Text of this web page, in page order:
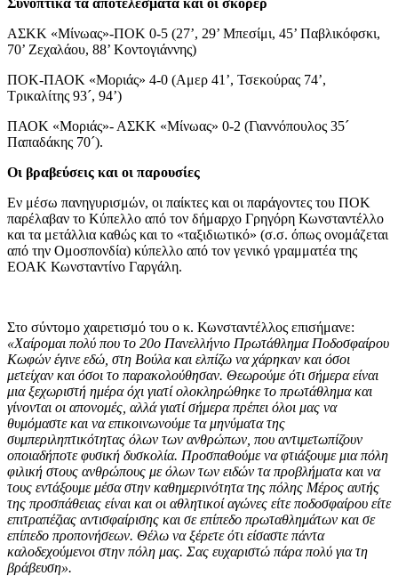
ΑΣΚΚ «Μίνωας»-ΠΟΚ 0-5 (27’, 29’ Μπεσίμι, 45’ Παβλικόφσκι,
70’ Ζεχαλάου, 88’ Κοντογιάννης)
ΠΟΚ-ΠΑΟΚ «Μοριάς» 4-0 (Aμερ 41’, Τσεκούρας 74’,
Τρικαλίτης 93´, 94’)
ΠΑΟΚ «Μοριάς»- ΑΣΚΚ «Μίνωας» 0-2 (Γιαννόπουλος 35´
Παπαδάκης 70´).
Οι βραβεύσεις και οι παρουσίες
Εν μέσω πανηγυρισμών, οι παίκτες και οι παράγοντες του ΠΟΚ
παρέλαβαν το Κύπελλο από τον δήμαρχο Γρηγόρη Κωνσταντέλλο
και τα μετάλλια καθώς και το «ταξιδιωτικό» (σ.σ. όπως ονομάζεται
από την Ομοσπονδία) κύπελλο από τον γενικό γραμματέα της
ΕΟΑΚ Κωνσταντίνο Γαργάλη.
Στο σύντομο χαιρετισμό του ο κ. Κωνσταντέλλος επισήμανε:
«Χαίρομαι πολύ που το 20ο Πανελλήνιο Πρωτάθλημα Ποδοσφαίρου
Κωφών έγινε εδώ, στη Βούλα και ελπίζω να χάρηκαν και όσοι
μετείχαν και όσοι το παρακολούθησαν. Θεωρούμε ότι σήμερα είναι
μια ξεχωριστή ημέρα όχι γιατί ολοκληρώθηκε το πρωτάθλημα και
γίνονται οι απονομές, αλλά γιατί σήμερα πρέπει όλοι μας να
θυμόμαστε και να επικοινωνούμε τα μηνύματα της
συμπεριληπτικότητας όλων των ανθρώπων, που αντιμετωπίζουν
οποιαδήποτε φυσική δυσκολία. Προσπαθούμε να φτιάξουμε μια πόλη
φιλική στους ανθρώπους με όλων των ειδών τα προβλήματα και να
τους εντάξουμε μέσα στην καθημερινότητα της πόλης Μέρος αυτής
της προσπάθειας είναι και οι αθλητικοί αγώνες είτε ποδοσφαίρου είτε
επιτραπέζιας αντισφαίρισης και σε επίπεδο πρωταθλημάτων και σε
επίπεδο προπονήσεων. Θέλω να ξέρετε ότι είσαστε πάντα
καλοδεχούμενοι στην πόλη μας. Σας ευχαριστώ πάρα πολύ για τη
βράβευση».